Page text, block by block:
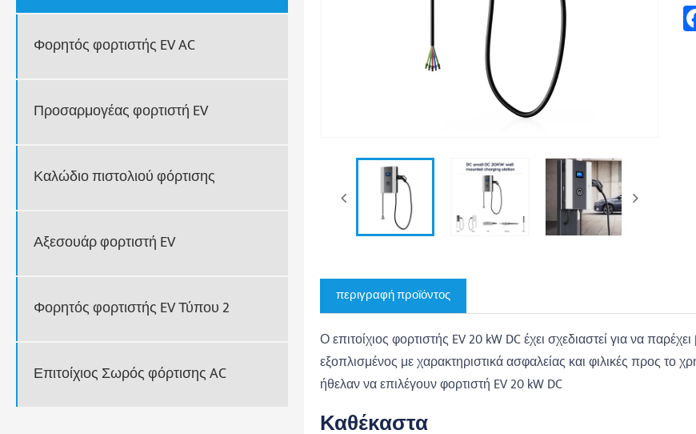
Φορητός φορτιστής EV AC
Προσαρμογέας φορτιστή EV
Καλώδιο πιστολιού φόρτισης
Αξεσουάρ φορτιστή EV
Φορητός φορτιστής EV Τύπου 2
Επιτοίχιος Σωρός φόρτισης AC
περιγραφή προϊόντος
Ο επιτοίχιος φορτιστής EV 20 kW DC έχει σχεδιαστεί για να
εξοπλισμένος με χαρακτηριστικά ασφαλείας και φιλικές προς το
ήθελαν να επιλέγουν φορτιστή EV 20 kW DC
Καθέκαστα